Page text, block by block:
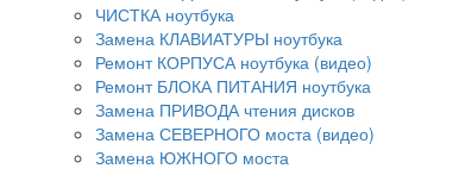
ЧИСТКА ноутбука
Замена КЛАВИАТУРЫ ноутбука
Ремонт КОРПУСА ноутбука (видео)
Ремонт БЛОКА ПИТАНИЯ ноутбука
Замена ПРИВОДА чтения дисков
Замена СЕВЕРНОГО моста (видео)
Замена ЮЖНОГО моста